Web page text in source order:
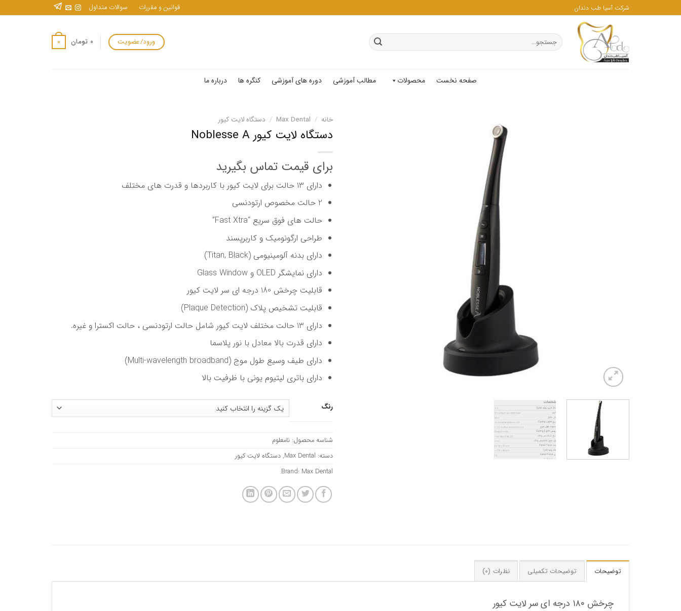
محتوا
شرکت آسیا طب دندان قوانین و مقررات سوالات متداول
جستجو
برای:
ورود/عضویت ۰ تومان 0
صفحه نخست محصولات مطالب آموزشی دوره های آموزشی کنگره ها درباره ما
خانه /
Max Dental
/ دستگاه لایت کیور
دستگاه لایت کیور Noblesse A
برای قیمت تماس بگیرید
دارای 13 حالت برای لایت کیور با کاربردها و قدرت های مختلف
2 حالت مخصوص ارتودنسی
حالت های فوق سریع “Fast Xtra”
طراحی ارگونومیک و کاربرپسند
دارای بدنه آلومینیومی (Titan, Black)
دارای نمایشگر OLED و Glass Window
قابلیت چرخش 180 درجه ای سر لایت کیور
قابلیت تشخیص پلاک (Plaque Detection)
دارای 13 حالت مختلف لایت کیور شامل حالت ارتودنسی ، حالت اکسترا و غیره.
دارای قدرت بالا معادل با نور پلاسما
دارای طیف وسیع طول موج (Multi-wavelength broadband)
دارای باتری لیتیوم یونی با ظرفیت بالا
رنگ
شناسه محصول: نامعلوم
دسته: Max Dental
, دستگاه لایت کیور
Brand: Max Dental
توضیحات توضیحات تکمیلی نظرات (0)
چرخش ۱۸۰ درجه ای سر لایت کیور